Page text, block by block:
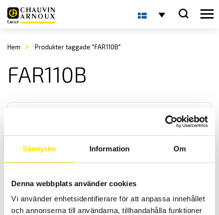
Samtycke Information Om
Denna webbplats använder cookies
Vi använder enhetsidentifierare för att anpassa innehållet
och annonserna till användarna, tillhandahålla funktioner
Hem Produkter taggade "FAR110B"
FAR110B
funktion är viktiga. De har inga programmerbara digitala
komponenter, konfigurering görs på förfrågan.